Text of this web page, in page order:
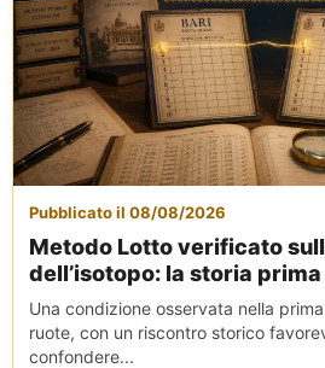
Pubblicato il 08/08/2026
Metodo Lotto verificato
dell’isotopo: la storia
Una condizione osservata nella
ruote, con un riscontro storico
confondere...